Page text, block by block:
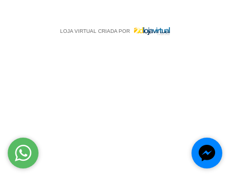
LOJA VIRTUAL CRIADA POR